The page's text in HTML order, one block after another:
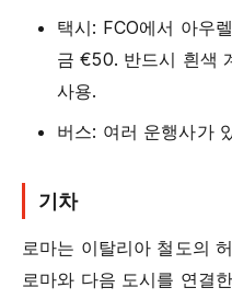
택시: FCO에서 아우
금 €50. 반드시 흰색
사용.
버스: 여러 운행사가
기차
로마는 이탈리아 철도의
로마와 다음 도시를 연결